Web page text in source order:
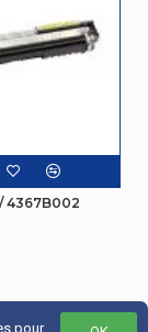
4367B002
pour